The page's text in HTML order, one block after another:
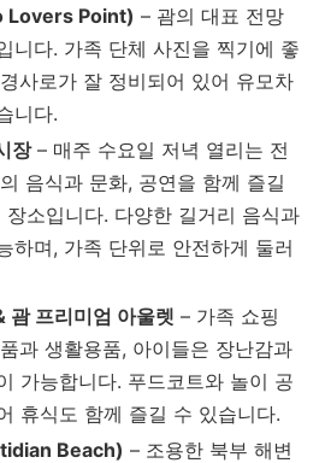
Lovers Point) – 괌의 대표 전망
니다. 가족 단체 사진을 찍기에 좋
사로가 잘 정비되어 있어 유모차
니다.
장– 매주 수요일 저녁 열리는 전
음식과 문화, 공연을 함께 즐길
소입니다. 다양한 길거리 음식과
하며, 가족 단위로 안전하게 둘러
괌 프리미엄 아울렛 – 가족 쇼핑
과 생활용품, 아이들은 장난감과
가능합니다. 푸드코트와 놀이 공
휴식도 함께 즐길 수 있습니다.
Beach) – 조용한 북부 해변